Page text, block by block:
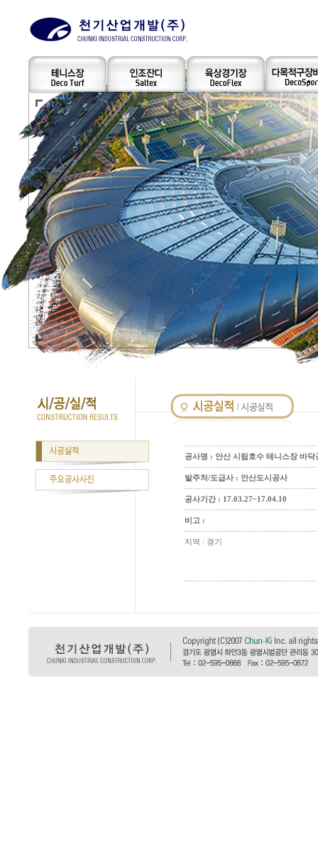
공사명 : 안산 시립호수 테니스장 바닥
발주처/도급사 : 안산도시공사
공사기간 : 17.03.27~17.04.10
비고 :
지역 : 경기